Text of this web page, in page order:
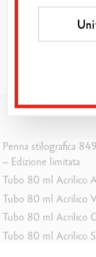
Colore
Penna stilografica
– Edizione limitata
Tubo 80 ml Acrilico
Tubo 80 ml Acrilico
Tubo 80 ml Acrilico
Tubo 80 ml Acrilico